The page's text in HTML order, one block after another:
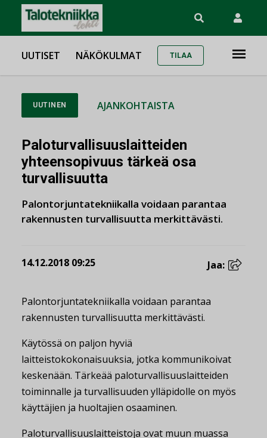
UUTISET NÄKÖKULMAT TILAA
UUTINEN AJANKOHTAISTA
Paloturvallisuuslaitteiden
yhteensopivuus tärkeä osa
turvallisuutta
Palontorjuntatekniikalla voidaan parantaa
rakennusten turvallisuutta merkittävästi.
14.12.2018 09:25 Jaa:
Palontorjuntatekniikalla voidaan parantaa
rakennusten turvallisuutta merkittävästi.
Käytössä on paljon hyviä
laitteistokokonaisuuksia, jotka kommunikoivat
keskenään. Tärkeää paloturvallisuuslaitteiden
toiminnalle ja turvallisuuden ylläpidolle on myös
käyttäjien ja huoltajien osaaminen.
Paloturvallisuuslaitteistoja ovat muun muassa